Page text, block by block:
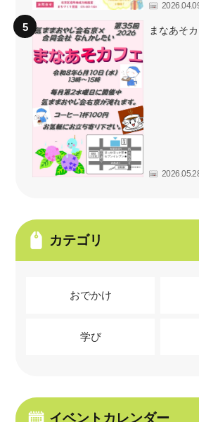
まなあそ
カテゴリ
おでかけ
学び
イベントカレンダー